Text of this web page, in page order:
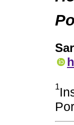
1